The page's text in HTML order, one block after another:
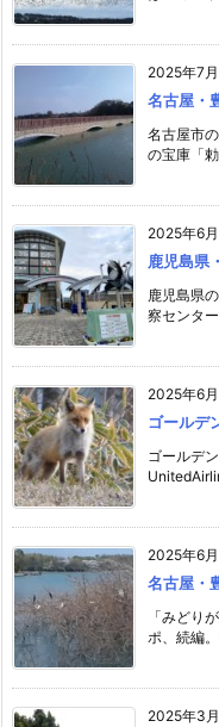
2025年7
名古屋・
名古屋市
の宝庫「
2025年6
鹿児島県
鹿児島県
察センタ
2025年6
ゴールデ
ゴールデ
2025年6
名古屋・
「みどり
ポ、続編
2025年3